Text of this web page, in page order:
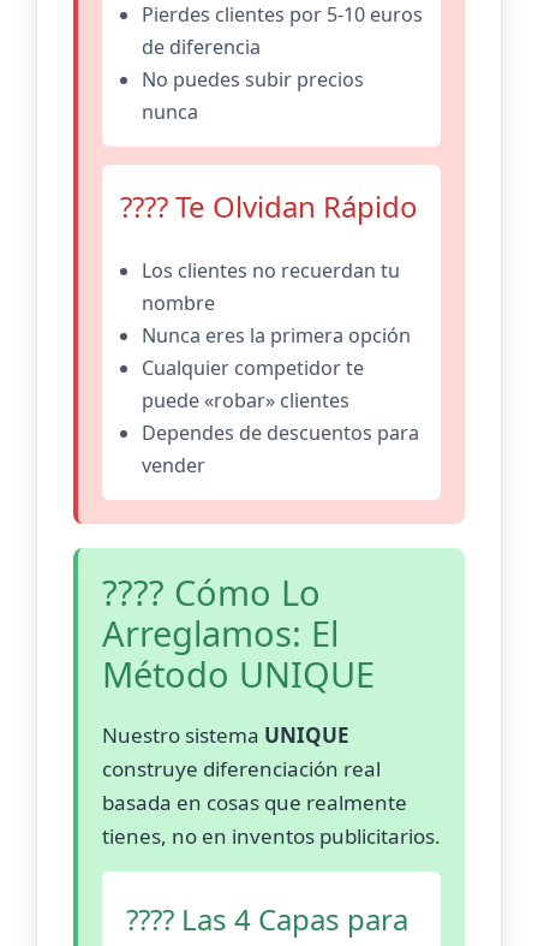
Pierdes clientes por 5-10 euros
de diferencia
No puedes subir precios
nunca
???? Te Olvidan Rápido
Los clientes no recuerdan tu
nombre
Nunca eres la primera opción
Cualquier competidor te
puede «robar» clientes
Dependes de descuentos para
vender
???? Cómo Lo
Arreglamos: El
Método UNIQUE
Nuestro sistema UNIQUE
construye diferenciación real
basada en cosas que realmente
tienes, no en inventos publicitarios.
???? Las 4 Capas para